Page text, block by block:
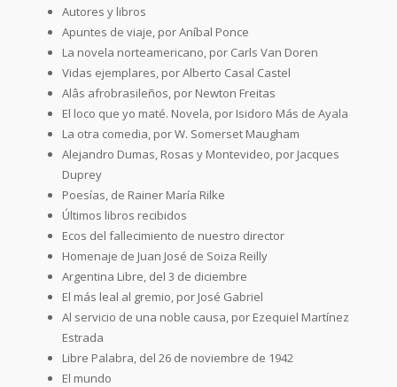
Autores y libros
Apuntes de viaje, por Aníbal Ponce
La novela norteamericano, por Carls Van Doren
Vidas ejemplares, por Alberto Casal Castel
Alâs afrobrasileños, por Newton Freitas
El loco que yo maté. Novela, por Isidoro Más de Ayala
La otra comedia, por W. Somerset Maugham
Alejandro Dumas, Rosas y Montevideo, por Jacques
Duprey
Poesías, de Rainer María Rilke
Últimos libros recibidos
Ecos del fallecimiento de nuestro director
Homenaje de Juan José de Soiza Reilly
Argentina Libre, del 3 de diciembre
El más leal al gremio, por José Gabriel
Al servicio de una noble causa, por Ezequiel Martínez
Estrada
Libre Palabra, del 26 de noviembre de 1942
El mundo